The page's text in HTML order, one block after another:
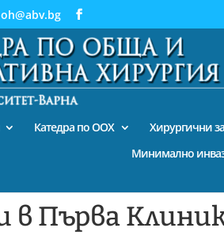
Катедра по ООХ Хирургични
Минимално
Първа